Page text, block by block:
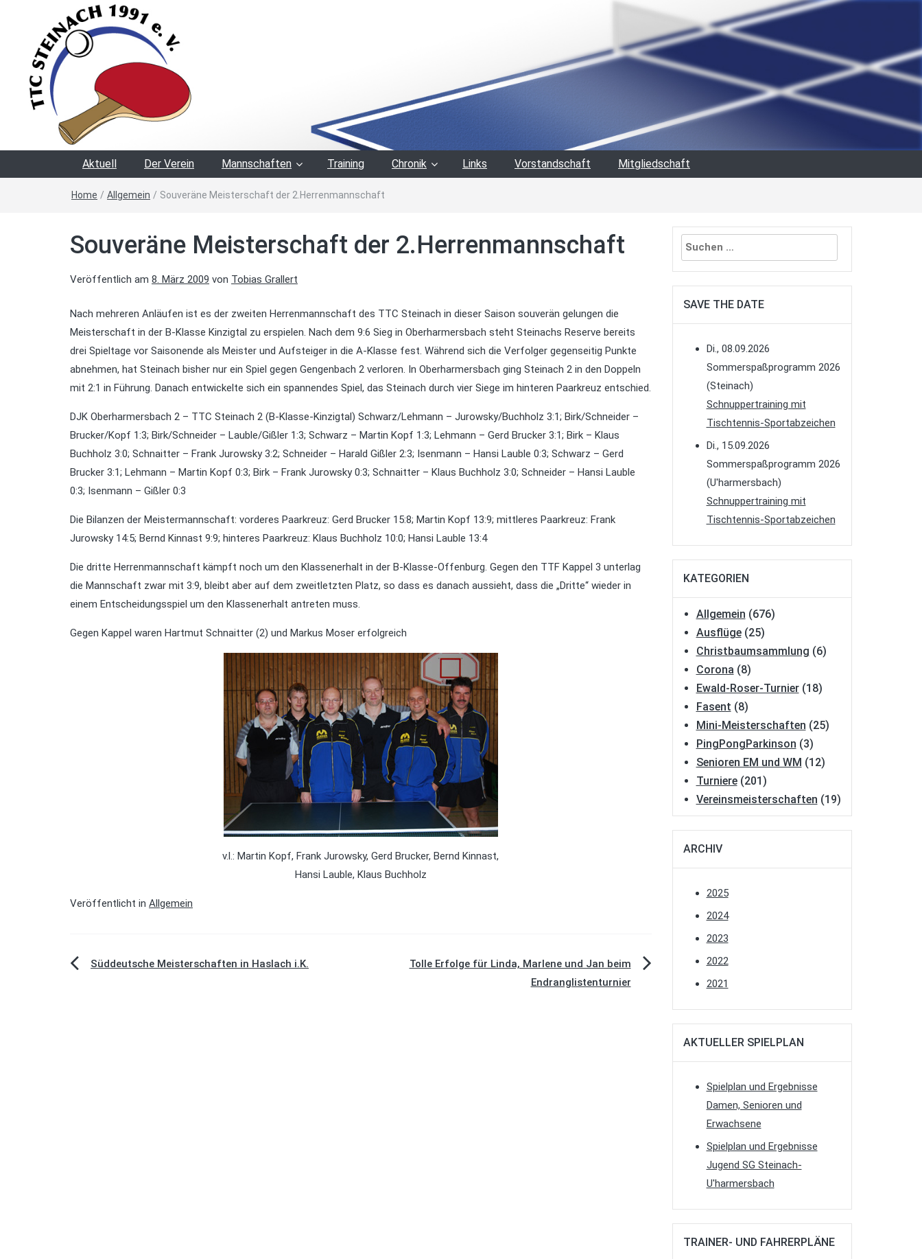
Aktuell Der Verein Mannschaften Training Chronik Links Vorstandschaft Mitgliedschaft
Home / Allgemein / Souveräne Meisterschaft der 2.Herrenmannschaft
Souveräne Meisterschaft der 2.Herrenmannschaft
Veröffentlich am 8. März 2009 von Tobias Grallert
Nach mehreren Anläufen ist es der zweiten Herrenmannschaft des TTC Steinach in dieser Saison souverän gelungen die
Meisterschaft in der B-Klasse Kinzigtal zu erspielen. Nach dem 9:6 Sieg in Oberharmersbach steht Steinachs Reserve bereits
drei Spieltage vor Saisonende als Meister und Aufsteiger in die A-Klasse fest. Während sich die Verfolger gegenseitig Punkte
abnehmen, hat Steinach bisher nur ein Spiel gegen Gengenbach 2 verloren. In Oberharmersbach ging Steinach 2 in den Doppeln
mit 2:1 in Führung. Danach entwickelte sich ein spannendes Spiel, das Steinach durch vier Siege im hinteren Paarkreuz entschied.
DJK Oberharmersbach 2 – TTC Steinach 2 (B-Klasse-Kinzigtal) Schwarz/Lehmann – Jurowsky/Buchholz 3:1; Birk/Schneider –
Brucker/Kopf 1:3; Birk/Schneider – Lauble/Gißler 1:3; Schwarz – Martin Kopf 1:3; Lehmann – Gerd Brucker 3:1; Birk – Klaus
Buchholz 3:0; Schnaitter – Frank Jurowsky 3:2; Schneider – Harald Gißler 2:3; Isenmann – Hansi Lauble 0:3; Schwarz – Gerd
Brucker 3:1; Lehmann – Martin Kopf 0:3; Birk – Frank Jurowsky 0:3; Schnaitter – Klaus Buchholz 3:0; Schneider – Hansi Lauble
0:3; Isenmann – Gißler 0:3
Die Bilanzen der Meistermannschaft: vorderes Paarkreuz: Gerd Brucker 15:8; Martin Kopf 13:9; mittleres Paarkreuz: Frank
Jurowsky 14:5; Bernd Kinnast 9:9; hinteres Paarkreuz: Klaus Buchholz 10:0; Hansi Lauble 13:4
Die dritte Herrenmannschaft kämpft noch um den Klassenerhalt in der B-Klasse-Offenburg. Gegen den TTF Kappel 3 unterlag
die Mannschaft zwar mit 3:9, bleibt aber auf dem zweitletzten Platz, so dass es danach aussieht, dass die „Dritte“ wieder in
einem Entscheidungsspiel um den Klassenerhalt antreten muss.
Gegen Kappel waren Hartmut Schnaitter (2) und Markus Moser erfolgreich
v.l.: Martin Kopf, Frank Jurowsky, Gerd Brucker, Bernd Kinnast,
Hansi Lauble, Klaus Buchholz
Veröffentlicht in Allgemein
Beitragsnavigation
Süddeutsche Meisterschaften in Haslach i.K.
Tolle Erfolge für Linda, Marlene und Jan beim
Endranglistenturnier
Suchen
nach:
SAVE THE DATE
Di., 08.09.2026
Sommerspaßprogramm 2026
(Steinach)
Schnuppertraining mit
Tischtennis-Sportabzeichen
Di., 15.09.2026
Sommerspaßprogramm 2026
(U'harmersbach)
Schnuppertraining mit
Tischtennis-Sportabzeichen
KATEGORIEN
Allgemein (676)
Ausflüge(25)
Christbaumsammlung (6)
Corona (8)
Ewald-Roser-Turnier(18)
Fasent (8)
Mini-Meisterschaften (25)
PingPongParkinson (3)
Senioren EM und WM (12)
Turniere(201)
Vereinsmeisterschaften (19)
ARCHIV
2025
2024
2023
2022
2021
AKTUELLER SPIELPLAN
Spielplan und Ergebnisse
Damen, Senioren und
Erwachsene
Spielplan und Ergebnisse
Jugend SG Steinach-
U'harmersbach
TRAINER- UND FAHRERPLÄNE